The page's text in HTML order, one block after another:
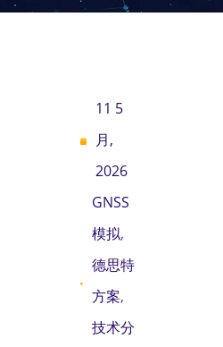
11 5
月,
2026
GNSS
模拟,
德思特
方案,
技术分